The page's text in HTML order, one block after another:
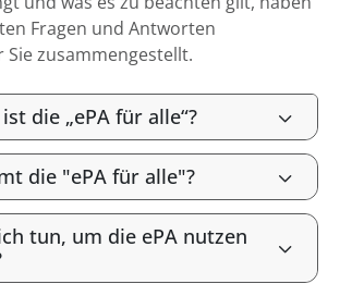
Fragen und Antworten
zusammengestellt.
die „ePA für alle“?
die "ePA für alle"?
tun, um die ePA nutzen